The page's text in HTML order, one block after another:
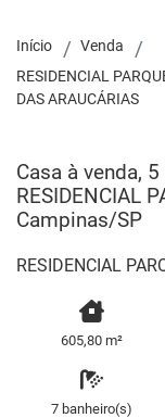
Início
Venda
RESIDENCIAL
DAS ARAUCÁRIAS
Casa à venda,
RESIDENCIAL
Campinas/SP
RESIDENCIAL
605,80 m²
7 banheiro(s)